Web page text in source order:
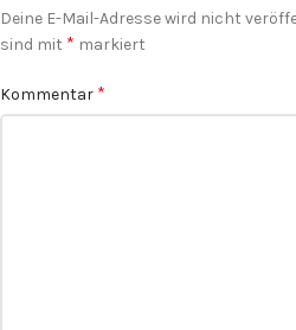
Deine E-Mail-Adresse wird nicht
sind mit * markiert
Kommentar *